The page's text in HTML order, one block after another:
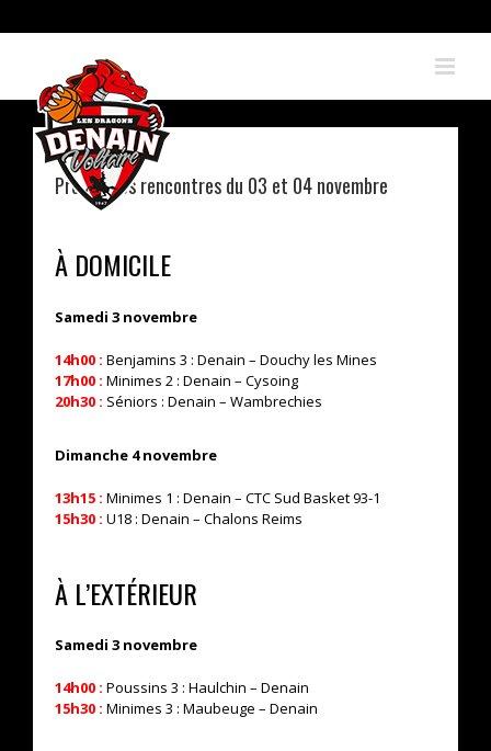
to
Prochaines rencontres du 03 et 04 novembre
À DOMICILE
Samedi 3 novembre
14h00 : Benjamins 3 : Denain – Douchy les Mines
17h00 : Minimes 2 : Denain – Cysoing
20h30 : Séniors : Denain – Wambrechies
Dimanche 4 novembre
13h15 : Minimes 1 : Denain – CTC Sud Basket 93-1
15h30 : U18 : Denain – Chalons Reims
À L’EXTÉRIEUR
Samedi 3 novembre
14h00 : Poussins 3 : Haulchin – Denain
15h30 : Minimes 3 : Maubeuge – Denain